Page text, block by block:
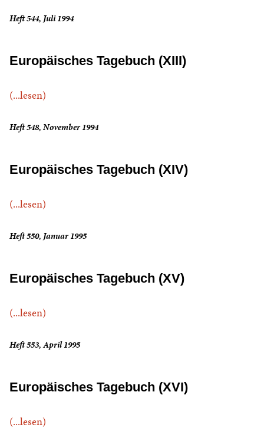
Heft 544, Juli 1994
Europäisches Tagebuch (XIII)
(...lesen)
Heft 548, November 1994
Europäisches Tagebuch (XIV)
(...lesen)
Heft 550, Januar 1995
Europäisches Tagebuch (XV)
(...lesen)
Heft 553, April 1995
Europäisches Tagebuch (XVI)
(...lesen)